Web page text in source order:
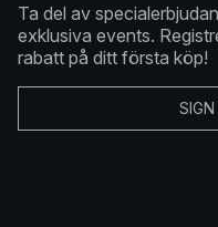
Ta del av
exklusiva events.
rabatt på ditt första köp!